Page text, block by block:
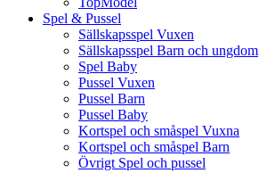
Spel & Pussel
Sällskapsspel Vuxen
Sällskapsspel Barn och ungdom
Spel Baby
Pussel Vuxen
Pussel Barn
Pussel Baby
Kortspel och småspel Vuxna
Kortspel och småspel Barn
Övrigt Spel och pussel